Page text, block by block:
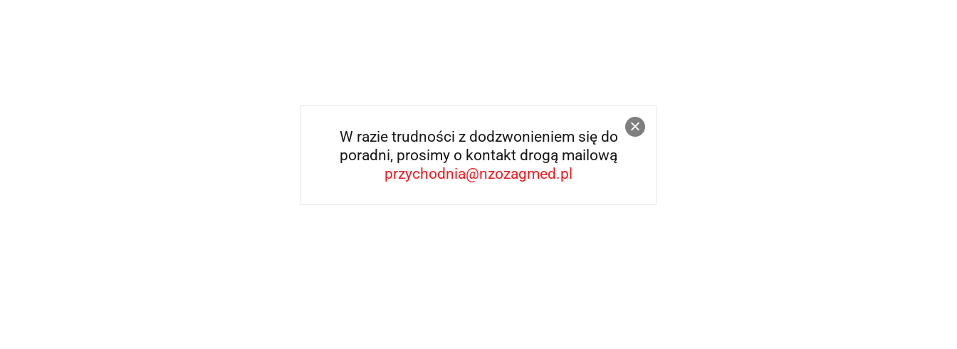
W razie trudności z dodzwonieniem się do
poradni, prosimy o kontakt drogą mailową
przychodnia@nzozagmed.pl